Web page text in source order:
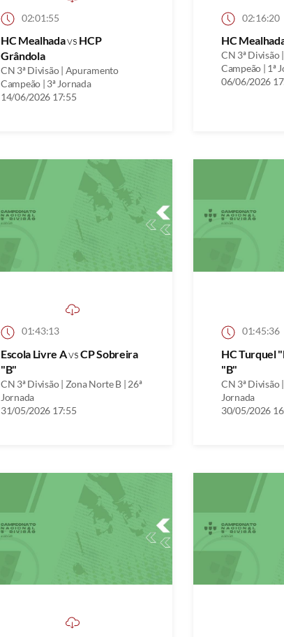
02:01:55
HC Mealhadavs HCP
Grândola
CN 3ª Divisão | Apuramento
Campeão | 3ª Jornada
14/06/2026 17:55
02:16:20
HC
CN 3ª Divisão
Campeão | 1ª
06/06/2026
01:43:13
Escola Livre AvsCP Sobreira
"B"
CN 3ª Divisão | Zona Norte B | 26ª
Jornada
31/05/2026 17:55
01:45:36
HC Turquel
"B"
CN 3ª Divisão
Jornada
30/05/2026